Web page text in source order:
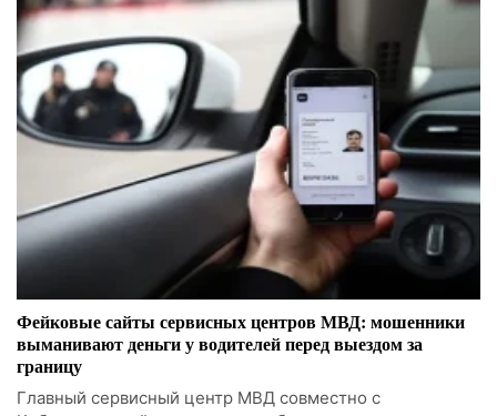
Фейковые сайты сервисных центров МВД: мошенники
выманивают деньги у водителей перед выездом за
границу
Главный сервисный центр МВД совместно с